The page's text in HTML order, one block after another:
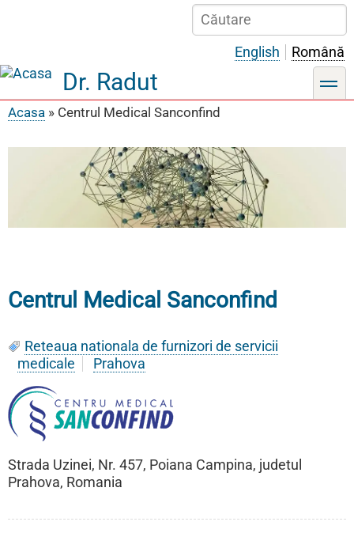
principal
Căutare
English Română
Dr. Radut toggle
Acasa Centrul Medical Sanconfind
Centrul Medical Sanconfind
Reteaua nationala de furnizori de servicii
medicale
Prahova
Strada Uzinei, Nr. 457, Poiana Campina, judetul
Prahova, Romania